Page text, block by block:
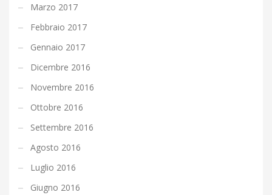
Marzo 2017
Febbraio 2017
Gennaio 2017
Dicembre 2016
Novembre 2016
Ottobre 2016
Settembre 2016
Agosto 2016
Luglio 2016
Giugno 2016